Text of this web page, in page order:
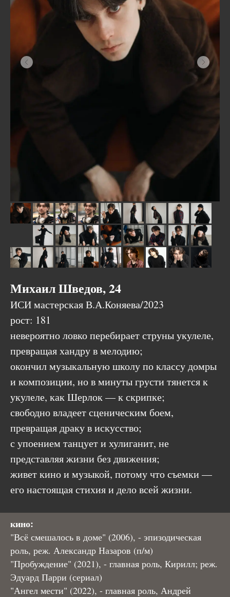
Михаил Шведов, 24
ИСИ мастерская В.А.Коняева/2023
рост: 181
невероятно ловко перебирает струны укулеле,
превращая хандру в мелодию;
окончил музыкальную школу по классу домры
и композиции, но в минуты грусти тянется к
укулеле, как Шерлок — к скрипке;
свободно владеет сценическим боем,
превращая драку в искусство;
с упоением танцует и хулиганит, не
представляя жизни без движения;
живет кино и музыкой, потому что съемки —
его настоящая стихия и дело всей жизни.
кино:
"Всё смешалось в доме" (2006), - эпизодическая
роль, реж. Александр Назаров (п/м)
"Пробуждение" (2021), - главная роль, Кирилл; реж.
Эдуард Парри (сериал)
"Ангел мести" (2022), - главная роль, Андрей